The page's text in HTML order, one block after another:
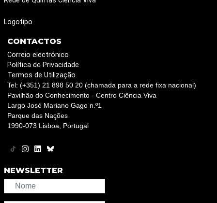
Logotipo
CONTACTOS
Correio electrónico
Política de Privacidade
Termos de Utilização
Tel: (+351) 21 898 50 20 (chamada para a rede fixa nacional)
Pavilhão do Conhecimento - Centro Ciência Viva
Largo José Mariano Gago n.º1
Parque das Nações
1990-073 Lisboa, Portugal
NEWSLETTER